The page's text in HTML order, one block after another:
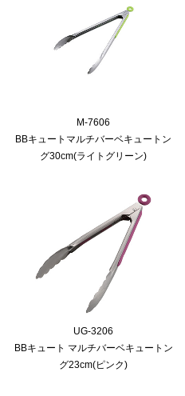
M-7606
BBキュートマルチバーベキュートン
グ30cm(ライトグリーン)
UG-3206
BBキュート マルチバーベキュートン
グ23cm(ピンク)